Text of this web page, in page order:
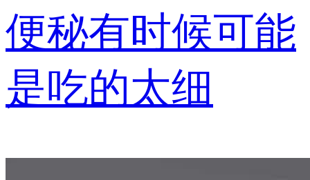
便秘有时候可能
是吃的太细